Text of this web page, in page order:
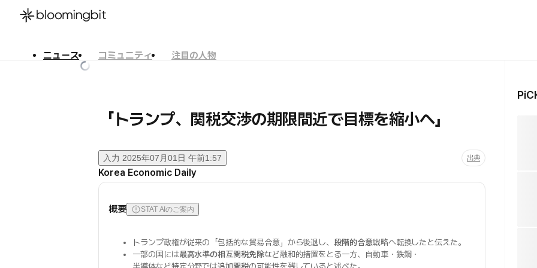
ニュース コミュニティ
注目の人物
「トランプ、関税交渉の期限間近で目標を縮小へ」
入力 2025年07月01日 午前1:57 出典
Korea Economic Daily
概要 STAT AIのご案内
トランプ政権が従来の「包括的な貿易合意」から後退し、 段階的合意戦略へ転換したと伝えた。
一部の国には最高水準の相互関税免除など融和的措置をとる一方、自動車・鉄鋼・